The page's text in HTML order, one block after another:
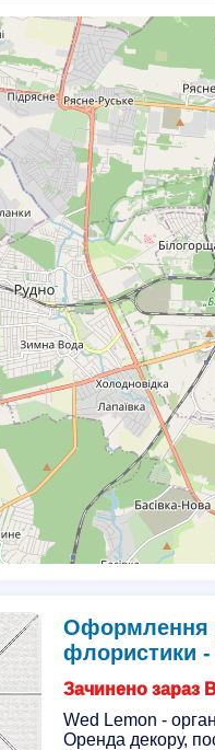
Оформлення
флористики -
Зачинено зараз
Wed Lemon -
Оренда декору,